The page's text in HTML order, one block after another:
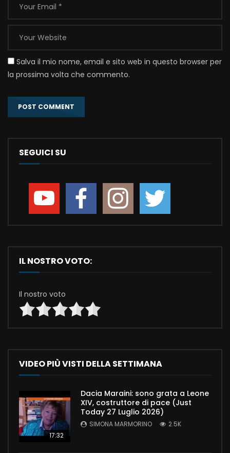
Salva il mio nome, email e sito web in questo browser per
la prossima volta che commento.
SEGUICI SU
IL NOSTRO VOTO:
Il nostro voto
VIDEO PIÙ VISTI DELLA SETTIMANA
17:32
Dacia Maraini: sono grata a Leone
XIV, costruttore di pace (Just
Today 27 Luglio 2026)
SIMONA MARMORINO 2.5K